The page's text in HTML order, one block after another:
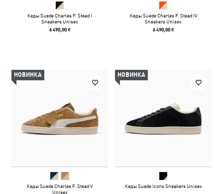
Кеды Suede Charles F. Stead I
Sneakers Unisex
6 490,00 ₴
Кеды Suede Charles F. Stead IV
Sneakers Unisex
6 490,00 ₴
НОВИНКА
Кеды Suede Charles F. Stead V
Unisex
НОВИНКА
Кеды Suede Icons Sneakers Unisex